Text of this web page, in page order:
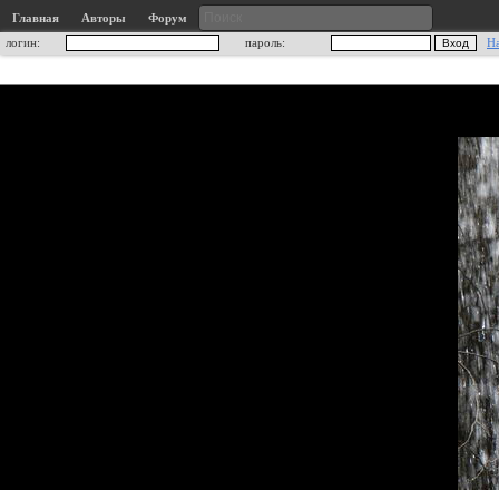
Главная Авторы
Форум
логин:
пароль: